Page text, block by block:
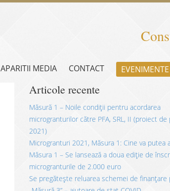
APARITII MEDIA CONTACT EVENIMENTE
Articole recente
Măsură 1 – Noile condiții pentru acordarea
microgranturilor către PFA, SRL, II (proiect
2021)
Microgranturi 2021, Măsura 1: Cine va putea
Măsura 1 – Se lansează a doua ediție de
microgranturile de 2.000 euro
Se pregătește reluarea schemei de